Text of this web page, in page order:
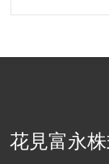
花見富永